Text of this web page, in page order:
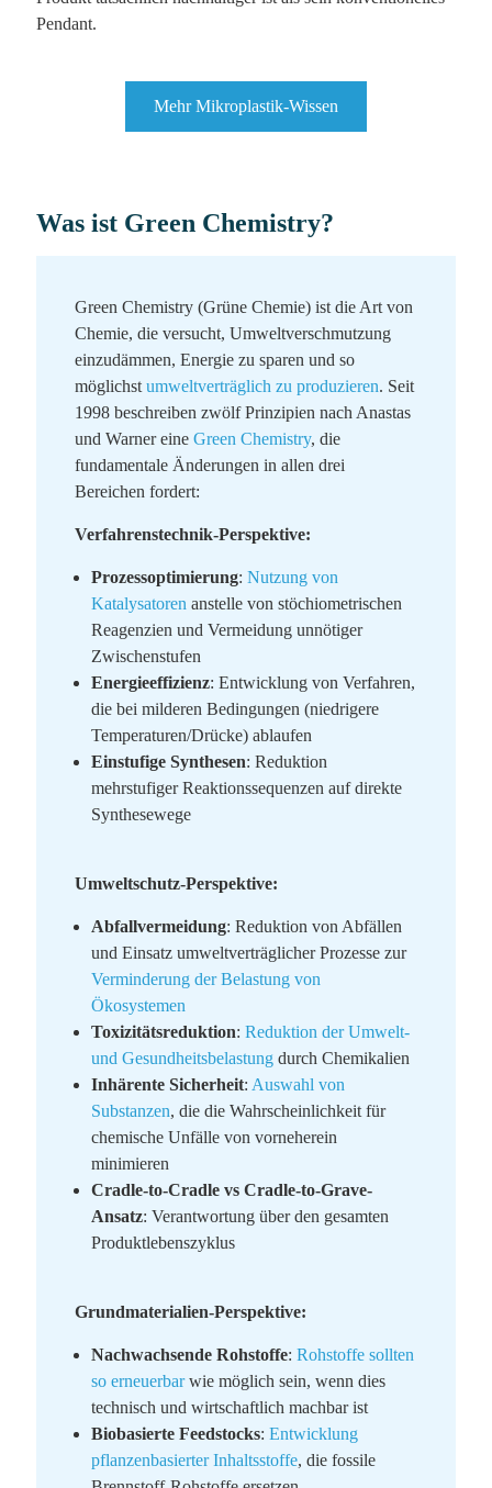
Pendant.
Mehr Mikroplastik-Wissen
Was ist Green Chemistry?
Green Chemistry (Grüne Chemie) ist die Art von
Chemie, die versucht, Umweltverschmutzung
einzudämmen, Energie zu sparen und so
möglichst umweltverträglich zu produzieren. Seit
1998 beschreiben zwölf Prinzipien nach Anastas
und Warner eine Green Chemistry, die
fundamentale Änderungen in allen drei
Bereichen fordert:
Verfahrenstechnik-Perspektive:
Prozessoptimierung: Nutzung von
Katalysatoren anstelle von stöchiometrischen
Reagenzien und Vermeidung unnötiger
Zwischenstufen
Energieeffizienz: Entwicklung von Verfahren,
die bei milderen Bedingungen (niedrigere
Temperaturen/Drücke) ablaufen
Einstufige Synthesen: Reduktion
mehrstufiger Reaktionssequenzen auf direkte
Synthesewege
Umweltschutz-Perspektive:
Abfallvermeidung: Reduktion von Abfällen
und Einsatz umweltverträglicher Prozesse zur
Verminderung der Belastung von
Ökosystemen
Toxizitätsreduktion: Reduktion der Umwelt-
und Gesundheitsbelastung durch Chemikalien
Inhärente Sicherheit: Auswahl von
Substanzen, die die Wahrscheinlichkeit für
chemische Unfälle von vorneherein
minimieren
Cradle-to-Cradle vs Cradle-to-Grave-
Ansatz: Verantwortung über den gesamten
Produktlebenszyklus
Grundmaterialien-Perspektive:
Nachwachsende Rohstoffe: Rohstoffe sollten
so erneuerbarwie möglich sein, wenn dies
technisch und wirtschaftlich machbar ist
Biobasierte Feedstocks: Entwicklung
pflanzenbasierter Inhaltsstoffe, die fossile